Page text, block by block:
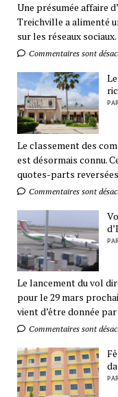
Une présumée affaire
Treichville a alimenté
sur les réseaux sociaux.
Commentaires sont
Le classement des
est désormais connu.
quotes-parts
Commentaires sont
Le lancement du vol
pour le 29 mars
vient d’être donnée
Commentaires sont